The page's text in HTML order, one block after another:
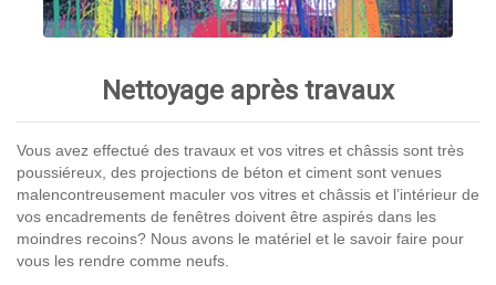
Nettoyage après travaux
Vous avez effectué des travaux et vos vitres et châssis sont très
poussiéreux, des projections de béton et ciment sont venues
malencontreusement maculer vos vitres et châssis et l’intérieur de
vos encadrements de fenêtres doivent être aspirés dans les
moindres recoins? Nous avons le matériel et le savoir faire pour
vous les rendre comme neufs.